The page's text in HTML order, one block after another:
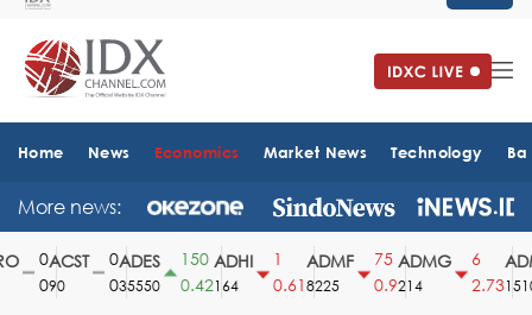
Home News Economics Market News Technology
More news:
ACST
90
ADES
35550
150
0.42
ADHI
164
0.61
ADMF
8225
75
0.9
ADMG
214
2.731510